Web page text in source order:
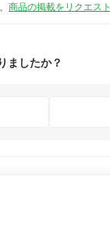
商品の掲載をリクエスト
ましたか？